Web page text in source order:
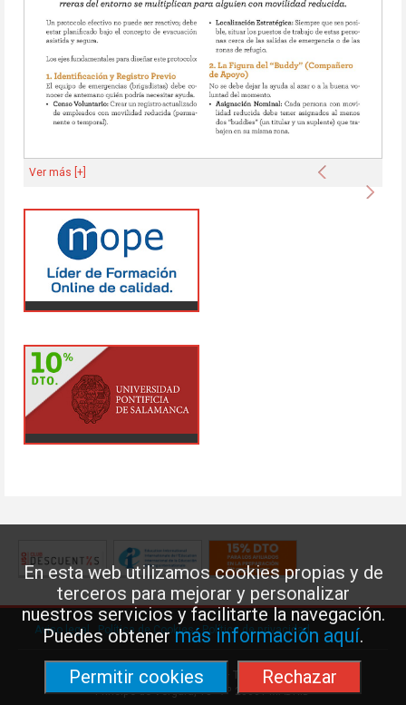
En esta web utilizamos cookies propias y de
terceros para mejorar y personalizar
nuestros servicios y facilitarte la navegación.
Puedes obtenermás información aquí.
Permitir cookies
Rechazar
Anterior
Ver más [+]
Aviso legal·Política de Cookies·Política de privacidad
Federación de Enseñanza de USO · Teléfono: 91 577 41 13 ·
Príncipe de Vergara, 13 · 7º 28001 MADRID